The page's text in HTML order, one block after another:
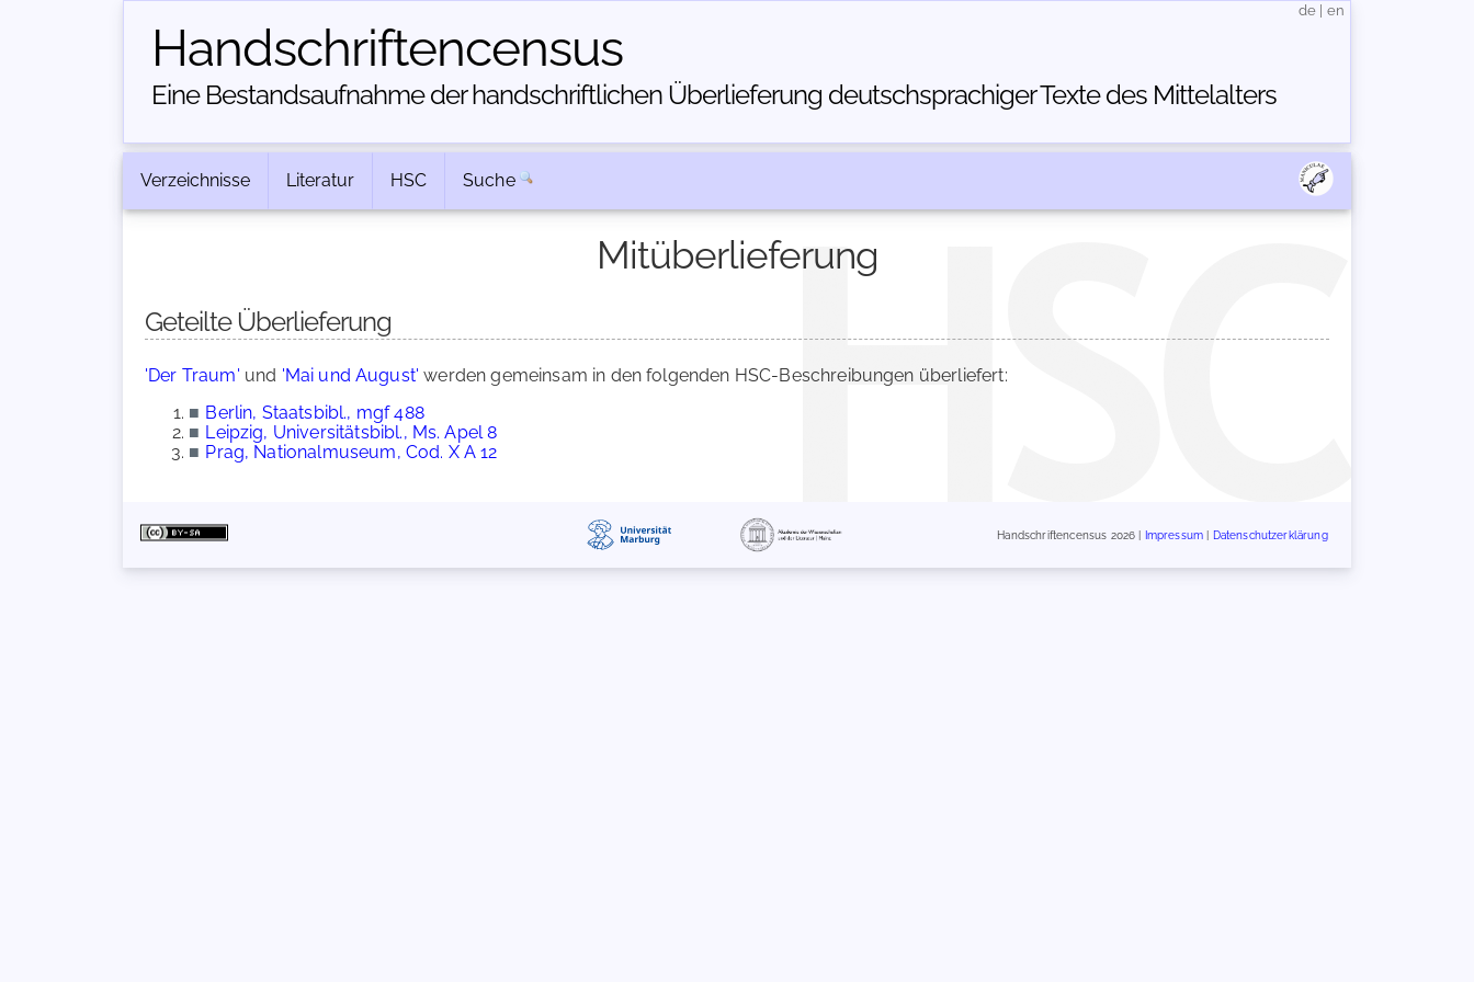
Handschriften­census
Eine Bestandsaufnahme der handschriftlichen Über­lieferung deutschsprachiger Texte des Mittelalters
de en
Verzeichnisse Literatur HSC Suche
Mitüberlieferung
Geteilte Überlieferung
'Der Traum' und 'Mai und August' werden gemeinsam in den folgenden HSC-Beschreibungen überliefert:
■ Berlin, Staatsbibl., mgf 488
■ Leipzig, Universitätsbibl., Ms. Apel 8
■ Prag, Nationalmuseum, Cod. X A 12
Handschriftencensus 2026 | Impressum Datenschutzerklärung